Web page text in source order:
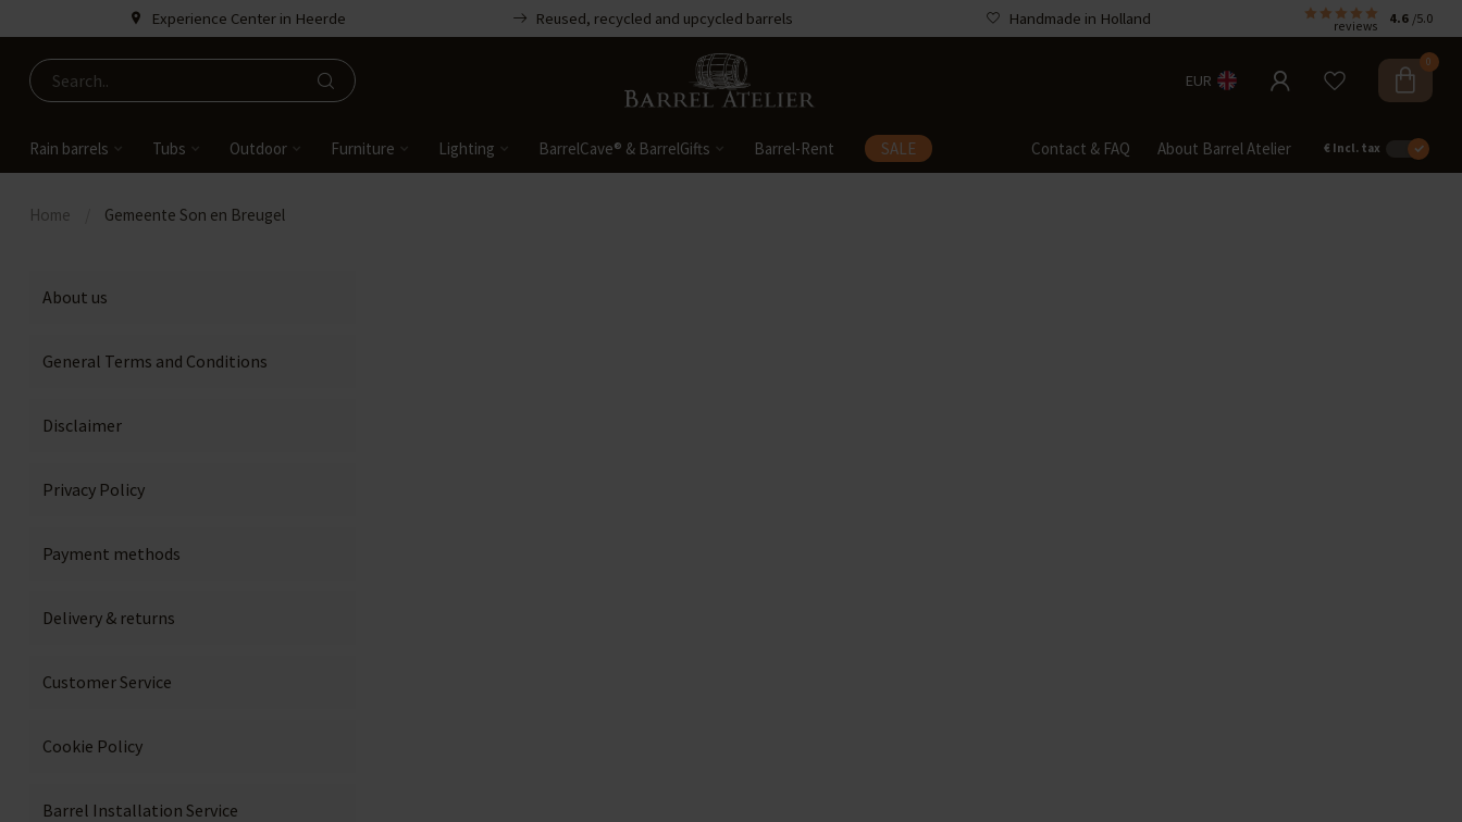
Experience Center in Heerde Reused, recycled and upcycled barrels Handmade in Holland reviews 4.6 /5.0
EUR
0
Rain barrels Tubs Outdoor Furniture Lighting BarrelCave® & BarrelGifts Barrel-Rent SALE Contact & FAQ About Barrel Atelier € Incl. tax
Home Gemeente Son en Breugel
About us
General Terms and Conditions
Disclaimer
Privacy Policy
Payment methods
Delivery & returns
Customer Service
Cookie Policy
Barrel Installation Service